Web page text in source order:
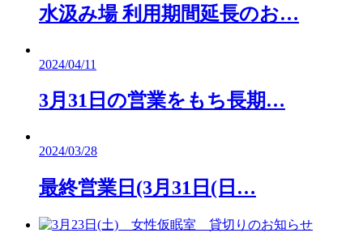
水汲み場 利用期間延長のお…
2024/04/11
3月31日の営業をもち長期…
2024/03/28
最終営業日(3月31日(日…